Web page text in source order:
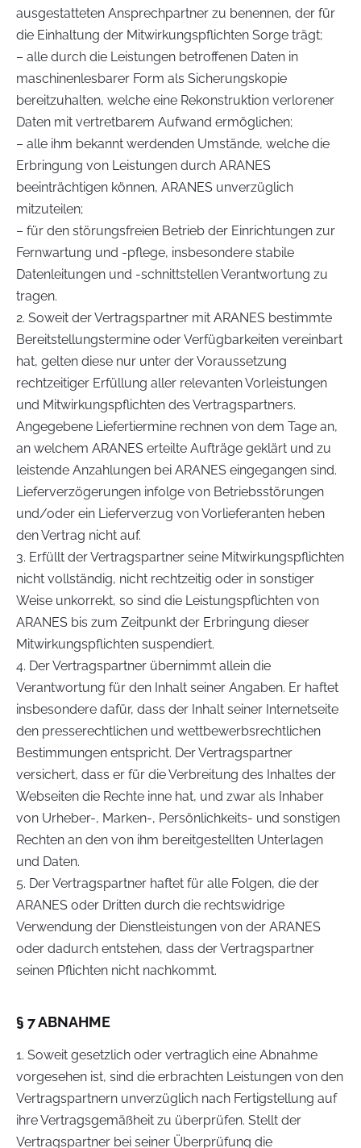
ausgestatteten Ansprechpartner zu benennen, der für
die Einhaltung der Mitwirkungspflichten Sorge trägt;
– alle durch die Leistungen betroffenen Daten in
maschinenlesbarer Form als Sicherungskopie
bereitzuhalten, welche eine Rekonstruktion verlorener
Daten mit vertretbarem Aufwand ermöglichen;
– alle ihm bekannt werdenden Umstände, welche die
Erbringung von Leistungen durch ARANES
beeinträchtigen können, ARANES unverzüglich
mitzuteilen;
– für den störungsfreien Betrieb der Einrichtungen zur
Fernwartung und -pflege, insbesondere stabile
Datenleitungen und -schnittstellen Verantwortung zu
tragen.
2. Soweit der Vertragspartner mit ARANES bestimmte
Bereitstellungstermine oder Verfügbarkeiten vereinbart
hat, gelten diese nur unter der Voraussetzung
rechtzeitiger Erfüllung aller relevanten Vorleistungen
und Mitwirkungspflichten des Vertragspartners.
Angegebene Liefertiermine rechnen von dem Tage an,
an welchem ARANES erteilte Aufträge geklärt und zu
leistende Anzahlungen bei ARANES eingegangen sind.
Lieferverzögerungen infolge von Betriebsstörungen
und/oder ein Lieferverzug von Vorlieferanten heben
den Vertrag nicht auf.
3. Erfüllt der Vertragspartner seine Mitwirkungspflichten
nicht vollständig, nicht rechtzeitig oder in sonstiger
Weise unkorrekt, so sind die Leistungspflichten von
ARANES bis zum Zeitpunkt der Erbringung dieser
Mitwirkungspflichten suspendiert.
4. Der Vertragspartner übernimmt allein die
Verantwortung für den Inhalt seiner Angaben. Er haftet
insbesondere dafür, dass der Inhalt seiner Internetseite
den presserechtlichen und wettbewerbsrechtlichen
Bestimmungen entspricht. Der Vertragspartner
versichert, dass er für die Verbreitung des Inhaltes der
Webseiten die Rechte inne hat, und zwar als Inhaber
von Urheber-, Marken-, Persönlichkeits- und sonstigen
Rechten an den von ihm bereitgestellten Unterlagen
und Daten.
5. Der Vertragspartner haftet für alle Folgen, die der
ARANES oder Dritten durch die rechtswidrige
Verwendung der Dienstleistungen von der ARANES
oder dadurch entstehen, dass der Vertragspartner
seinen Pflichten nicht nachkommt.
§ 7 ABNAHME
1. Soweit gesetzlich oder vertraglich eine Abnahme
vorgesehen ist, sind die erbrachten Leistungen von den
Vertragspartnern unverzüglich nach Fertigstellung auf
ihre Vertragsgemäßheit zu überprüfen. Stellt der
Vertragspartner bei seiner Überprüfung die